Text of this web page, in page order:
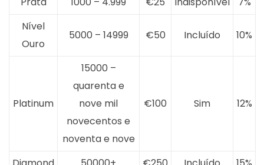
Nível
Ouro
5000 – 14999 €50 Incluído 10%
Platinum
15000 –
quarenta e
nove mil
novecentos e
noventa e nove
€100 Sim 12%